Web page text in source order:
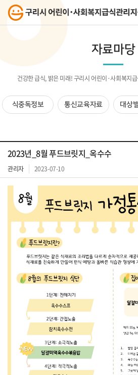
자료마당
건강한 급식, 밝은 미래! 구리시 어린이·사회복지
식중독정보 통신교육자료 대상
2023년_8월 푸드브릿지_옥수수
관리자 2023-07-10